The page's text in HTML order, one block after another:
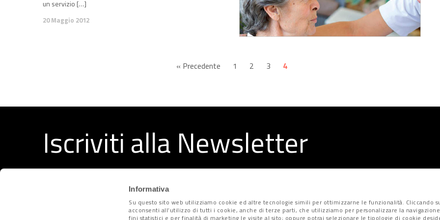
Informativa
Su questo sito web utilizziamo cookie ed altre tecnologie simili per ottimizzarne le funzionalità. Cliccando su
acconsenti all’utilizzo di tutti i cookie, anche di terze parti, che utilizziamo per personalizzare la
fini statistici e per finalità di marketing le visite al sito; oppure potrai selezionare le tipologie di cookie
un servizio […]
20 Maggio 2012
« Precedente 1 2 3 4
Iscriviti alla Newsletter